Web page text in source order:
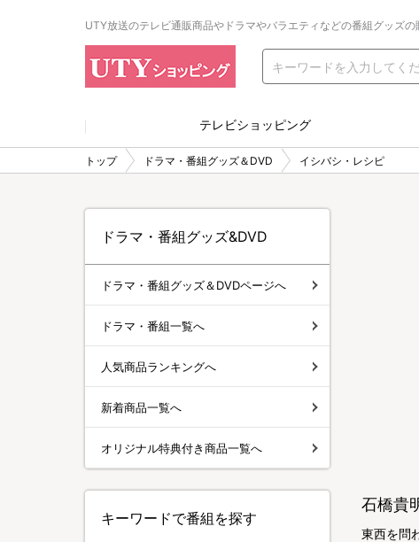
UTY放送のテレビ通販商品やドラマやバラエティなどの番組グッズの
テレビショッピング
トップ ドラマ・番組グッズ＆DVD イシバシ・レシピ
石橋貴
東西を問
ドラマ・番組グッズ&DVD
ドラマ・番組グッズ＆DVDページへ
ドラマ・番組一覧へ
人気商品ランキングへ
新着商品一覧へ
オリジナル特典付き商品一覧へ
キーワードで番組を探す